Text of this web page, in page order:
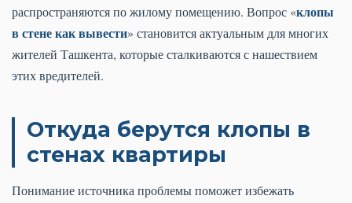
распространяются по жилому помещению. Вопрос «клопы
в стене как вывести» становится актуальным для многих
жителей Ташкента, которые сталкиваются с нашествием
этих вредителей.
Откуда берутся клопы в
стенах квартиры
Понимание источника проблемы поможет избежать